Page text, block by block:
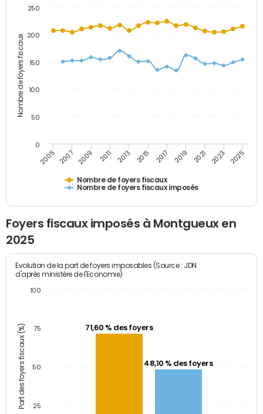
Nombre de foyers fiscaux
Nombre de foyers fiscaux
Nombre de foyers fiscaux imposés
2005 2007 2009 2011 2013 2015 2017 2019 2021 2023 2025
0
50
100
150
200
250
Foyers fiscaux imposés à Montgueux en
2025
Part des foyers fiscaux (%)
Evolution de la part de foyers imposables (Source : JDN
d'après ministère de l'Economie)
71,60 % des foyers
48,10 % des foyers
25
50
75
100